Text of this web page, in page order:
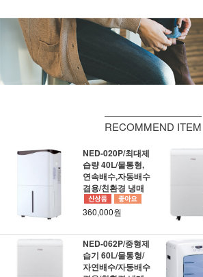
RECOMMEND ITEM
NED-020P/최대제
습량 40L/물통형,
연속배수,자동배수
겸용/친환경 냉매
360,000원
NED-062P/중형제
습기 60L/물통형/
자연배수/자동배수